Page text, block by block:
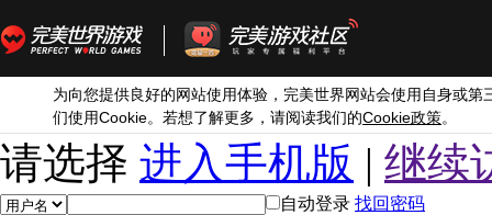
为向您提供良好的网站使用体验，完美世界网站会使用自身或第
们使用Cookie。若想了解更多，请阅读我们的Cookie政策。
请选择 进入手机版 | 继续
自动登录 找回密码